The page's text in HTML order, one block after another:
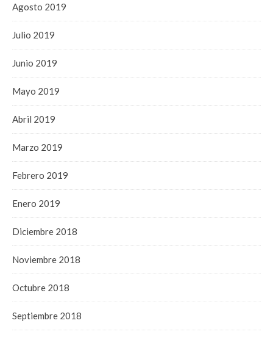
Agosto 2019
Julio 2019
Junio 2019
Mayo 2019
Abril 2019
Marzo 2019
Febrero 2019
Enero 2019
Diciembre 2018
Noviembre 2018
Octubre 2018
Septiembre 2018